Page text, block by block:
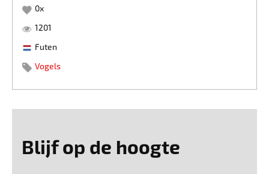
0x
1201
Futen
Vogels
Blijf op de hoogte